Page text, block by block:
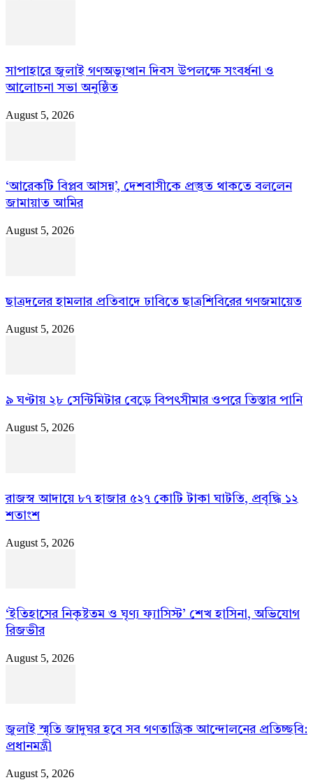
সাপাহারে জুলাই গণঅভ্যুত্থান দিবস উপলক্ষে সংবর্ধনা ও
আলোচনা সভা অনুষ্ঠিত
August 5, 2026
‘আরেকটি বিপ্লব আসন্ন’, দেশবাসীকে প্রস্তুত থাকতে বললেন
জামায়াত আমির
August 5, 2026
ছাত্রদলের হামলার প্রতিবাদে ঢাবিতে ছাত্রশিবিরের গণজমায়েত
August 5, 2026
৯ ঘণ্টায় ২৮ সেন্টিমিটার বেড়ে বিপৎসীমার ওপরে তিস্তার পানি
August 5, 2026
রাজস্ব আদায়ে ৮৭ হাজার ৫২৭ কোটি টাকা ঘাটতি, প্রবৃদ্ধি ১২
শতাংশ
August 5, 2026
‘ইতিহাসের নিকৃষ্টতম ও ঘৃণ্য ফ্যাসিস্ট’ শেখ হাসিনা, অভিযোগ
রিজভীর
August 5, 2026
জুলাই স্মৃতি জাদুঘর হবে সব গণতান্ত্রিক আন্দোলনের প্রতিচ্ছবি:
প্রধানমন্ত্রী
August 5, 2026